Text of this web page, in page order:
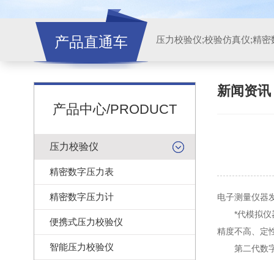
产品直通车
产品中心/PRODUCT
压力校验仪
精密数字压力表
精密数字压力计
便携式压力校验仪
智能压力校验仪
新闻资讯
电子测量仪器
*代模拟仪器
精度不高、定
第二代数字